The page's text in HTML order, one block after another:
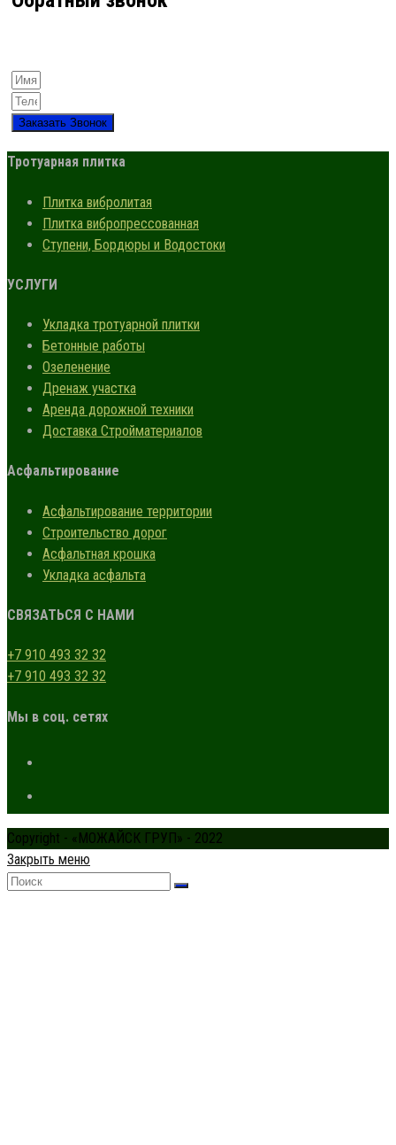
Заказать Звонок
Тротуарная плитка
Плитка вибролитая
Плитка вибропрессованная
Ступени, Бордюры и Водостоки
УСЛУГИ
Укладка тротуарной плитки
Бетонные работы
Озеленение
Дренаж участка
Аренда дорожной техники
Доставка Стройматериалов
Асфальтирование
Асфальтирование территории
Строительство дорог
Асфальтная крошка
Укладка асфальта
СВЯЗАТЬСЯ С НАМИ
+7 910 493 32 32
+7 910 493 32 32
Мы в соц. сетях
Copyright - «МОЖАЙСК ГРУП» - 2022
Закрыть меню